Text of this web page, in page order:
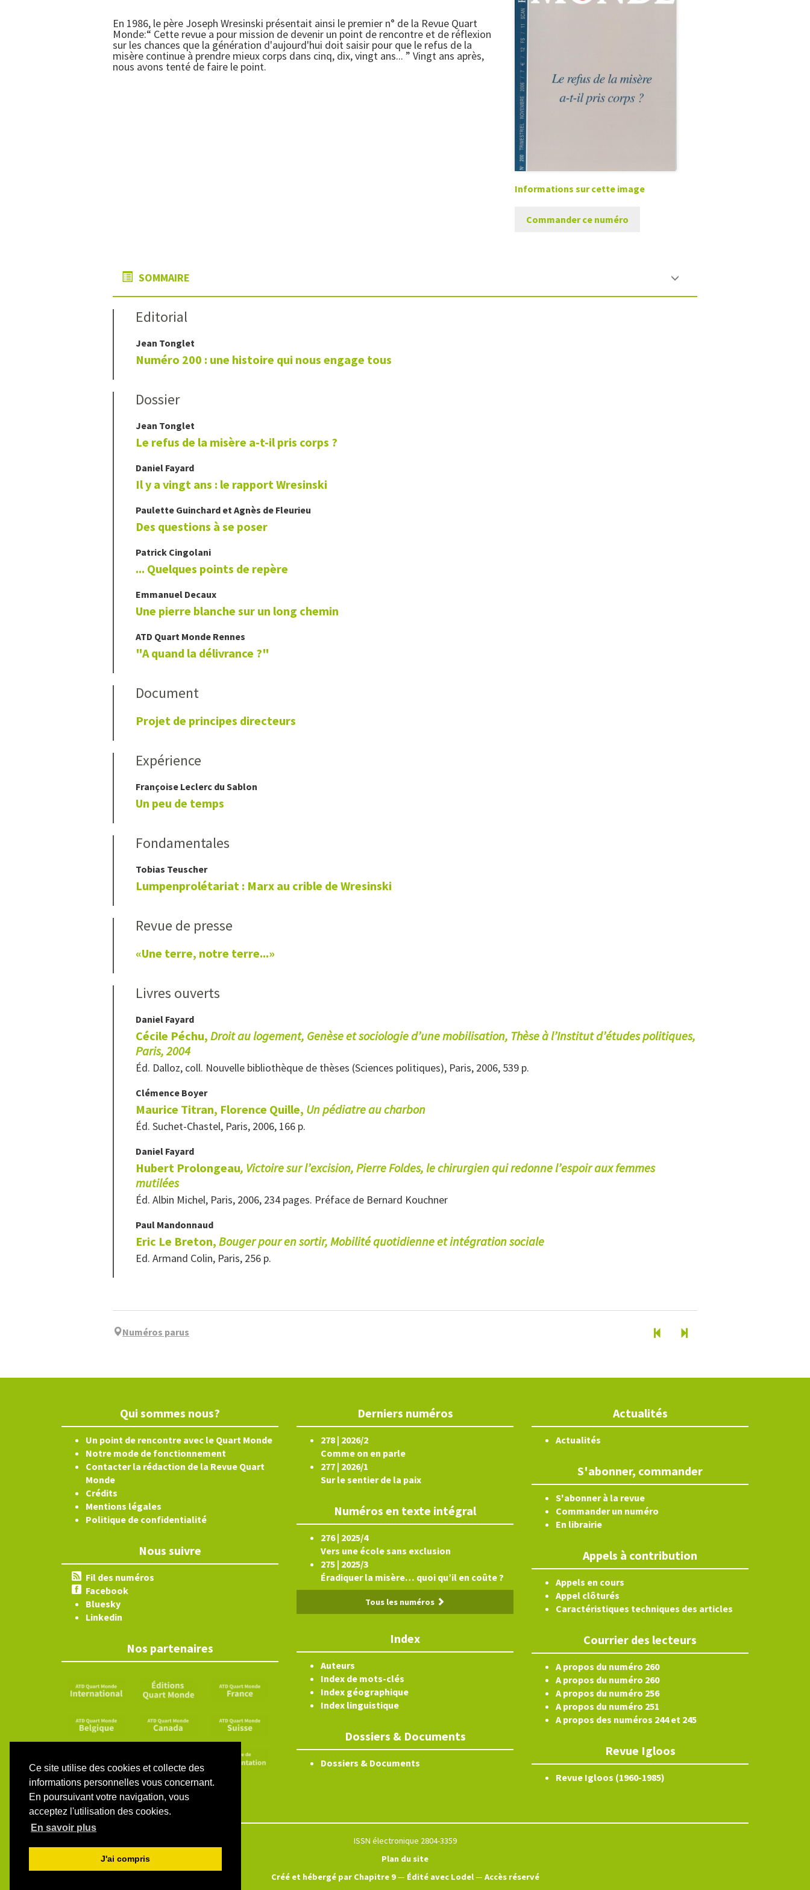
Ce site utilise des cookies et collecte des
informations personnelles vous concernant.
En poursuivant votre navigation, vous
acceptez l'utilisation des cookies.
En savoir plus
J'ai compris
En 1986, le père Joseph Wresinski présentait ainsi le premier n° de la Revue Quart
Monde:“ Cette revue a pour mission de devenir un point de rencontre et de réflexion
sur les chances que la génération d'aujourd'hui doit saisir pour que le refus de la
misère continue à prendre mieux corps dans cinq, dix, vingt ans... ” Vingt ans après,
nous avons tenté de faire le point.
Informations sur cette image
Commander ce numéro
SOMMAIRE
Editorial
Jean Tonglet
Numéro 200 : une histoire qui nous engage tous
Dossier
Jean Tonglet
Le refus de la misère a-t-il pris corps ?
Daniel Fayard
Il y a vingt ans : le rapport Wresinski
Paulette Guinchard etAgnès de Fleurieu
Des questions à se poser
Patrick Cingolani
... Quelques points de repère
Emmanuel Decaux
Une pierre blanche sur un long chemin
ATD Quart Monde Rennes
"A quand la délivrance ?"
Document
Projet de principes directeurs
Expérience
Françoise Leclerc du Sablon
Un peu de temps
Fondamentales
Tobias Teuscher
Lumpenprolétariat : Marx au crible de Wresinski
Revue de presse
«Une terre, notre terre...»
Livres ouverts
Daniel Fayard
Cécile Péchu, Droit au logement, Genèse et sociologie d’une mobilisation, Thèse à l’Institut d’études politiques,
Paris, 2004
Éd. Dalloz, coll. Nouvelle bibliothèque de thèses (Sciences politiques), Paris, 2006, 539 p.
Clémence Boyer
Maurice Titran, Florence Quille, Un pédiatre au charbon
Éd. Suchet-Chastel, Paris, 2006, 166 p.
Daniel Fayard
Hubert Prolongeau, Victoire sur l’excision, Pierre Foldes, le chirurgien qui redonne l’espoir aux femmes
mutilées
Éd. Albin Michel, Paris, 2006, 234 pages. Préface de Bernard Kouchner
Paul Mandonnaud
Eric Le Breton, Bouger pour en sortir, Mobilité quotidienne et intégration sociale
Ed. Armand Colin, Paris, 256 p.
Numéros parus
Qui sommes nous?
Un point de rencontre avec le Quart Monde
Notre mode de fonctionnement
Contacter la rédaction de la Revue Quart
Monde
Crédits
Mentions légales
Politique de confidentialité
Nous suivre
Fil des numéros
Facebook
Bluesky
Linkedin
Nos partenaires
Derniers numéros
278 | 2026/2
Comme on en parle
277 | 2026/1
Sur le sentier de la paix
Numéros en texte intégral
276 | 2025/4
Vers une école sans exclusion
275 | 2025/3
Éradiquer la misère… quoi qu’il en coûte ?
Tous les numéros
Index
Auteurs
Index de mots-clés
Index géographique
Index linguistique
Dossiers & Documents
Dossiers & Documents
Actualités
Actualités
S'abonner, commander
S'abonner à la revue
Commander un numéro
En librairie
Appels à contribution
Appels en cours
Appel clôturés
Caractéristiques techniques des articles
Courrier des lecteurs
A propos du numéro 260
A propos du numéro 260
A propos du numéro 256
A propos du numéro 251
A propos des numéros 244 et 245
Revue Igloos
Revue Igloos (1960-1985)
ISSN électronique 2804-3359
Plan du site
Créé et hébergé par Chapitre 9— Édité avec Lodel— Accès réservé